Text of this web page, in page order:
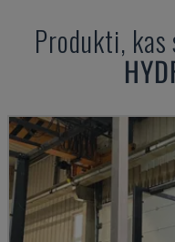
Produkti,